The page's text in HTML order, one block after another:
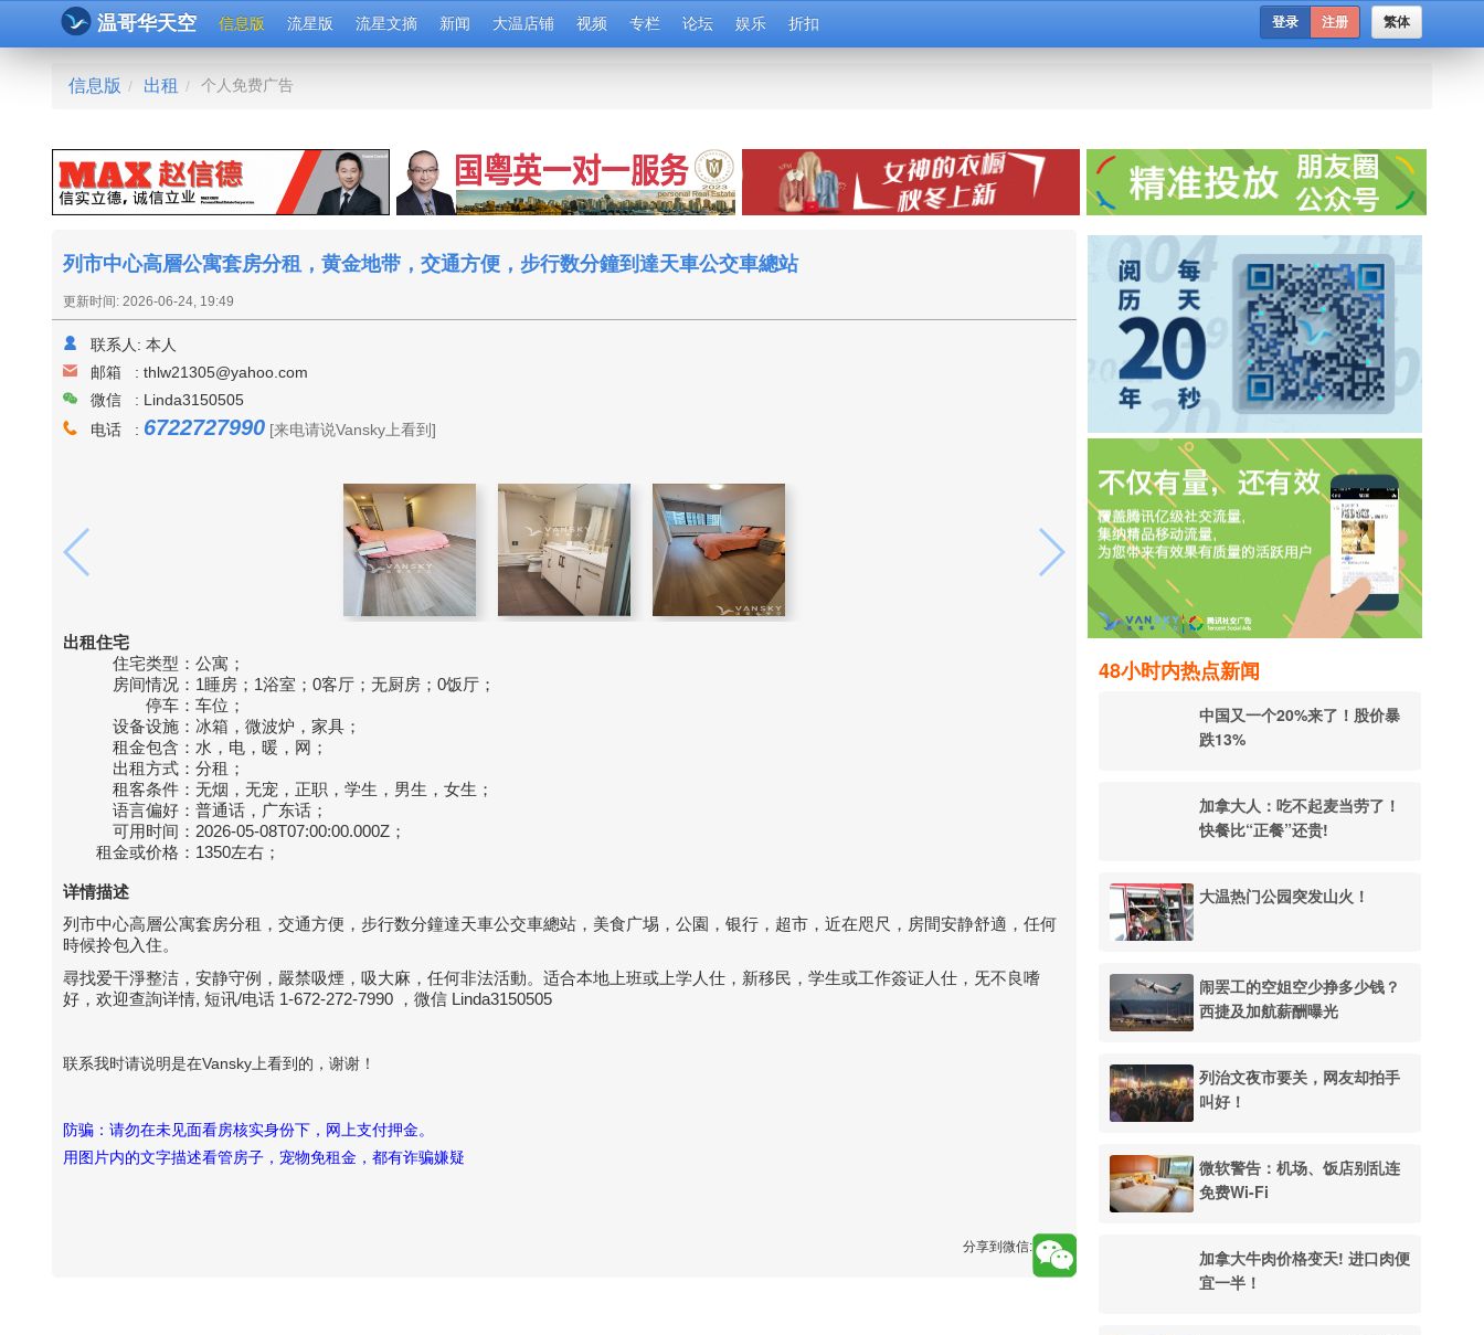
温哥华天空 信息版 流星版 流星文摘 新闻 大温店铺 视频 专栏 论坛 娱乐 折扣 繁体
登录 注册
信息版 / 出租 / 个人免费广告
48小时内热点新闻
中国又一个20%来了！股价暴
跌13%
加拿大人：吃不起麦当劳了！
快餐比“正餐”还贵!
大温热门公园突发山火！
闹罢工的空姐空少挣多少钱？
西捷及加航薪酬曝光
列治文夜市要关，网友却拍手
叫好！
微软警告：机场、饭店别乱连
免费Wi-Fi
加拿大牛肉价格变天! 进口肉便
宜一半！
列市中心高層公寓套房分租，黄金地带，交通方便，步行数分鐘到達天車公交車總站
更新时间: 2026-06-24, 19:49
联系人: 本人
邮箱 : thlw21305@yahoo.com
微信 : Linda3150505
电话 : 6722727990 [来电请说Vansky上看到]
出租住宅
住宅类型： 公寓；
房间情况： 1睡房；1浴室；0客厅；无厨房；0饭厅；
停车： 车位；
设备设施： 冰箱，微波炉，家具；
租金包含： 水，电，暖，网；
出租方式： 分租；
租客条件： 无烟，无宠，正职，学生，男生，女生；
语言偏好： 普通话，广东话；
可用时间： 2026-05-08T07:00:00.000Z；
租金或价格： 1350左右；
详情描述
列市中心高層公寓套房分租，交通方便，步行数分鐘達天車公交車總站，美食广埸，公園，银行，超市，近在咫尺，房間安静舒適，任何
時候拎包入住。
尋找爱干淨整洁，安静守例，嚴禁吸煙，吸大麻，任何非法活動。适合本地上班或上学人仕，新移民，学生或工作簽证人仕，旡不良嗜
好，欢迎查詢详情, 短讯/电话 1-672-272-7990 ，微信 Linda3150505
联系我时请说明是在Vansky上看到的，谢谢！
防骗：请勿在未见面看房核实身份下，网上支付押金。
用图片内的文字描述看管房子，宠物免租金，都有诈骗嫌疑
分享到微信: